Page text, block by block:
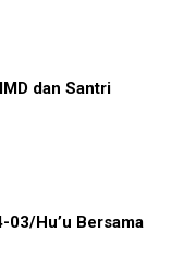
dan Santri
03/Hu’u Bersama